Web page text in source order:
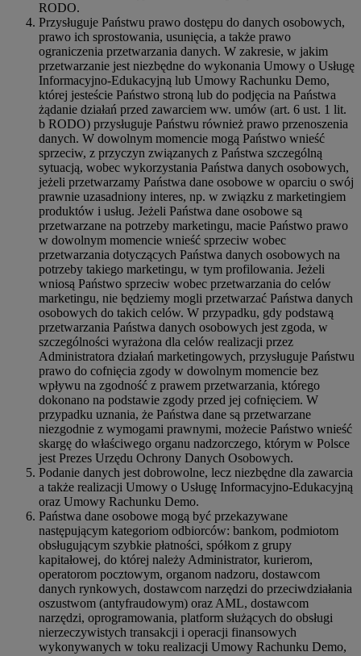
RODO.
Przysługuje Państwu prawo dostępu do danych osobowych,
prawo ich sprostowania, usunięcia, a także prawo
ograniczenia przetwarzania danych. W zakresie, w jakim
przetwarzanie jest niezbędne do wykonania Umowy o Usługę
Informacyjno-Edukacyjną lub Umowy Rachunku Demo,
której jesteście Państwo stroną lub do podjęcia na Państwa
żądanie działań przed zawarciem ww. umów (art. 6 ust. 1 lit.
b RODO) przysługuje Państwu również prawo przenoszenia
danych. W dowolnym momencie mogą Państwo wnieść
sprzeciw, z przyczyn związanych z Państwa szczególną
sytuacją, wobec wykorzystania Państwa danych osobowych,
jeżeli przetwarzamy Państwa dane osobowe w oparciu o swój
prawnie uzasadniony interes, np. w związku z marketingiem
produktów i usług. Jeżeli Państwa dane osobowe są
przetwarzane na potrzeby marketingu, macie Państwo prawo
w dowolnym momencie wnieść sprzeciw wobec
przetwarzania dotyczących Państwa danych osobowych na
potrzeby takiego marketingu, w tym profilowania. Jeżeli
wniosą Państwo sprzeciw wobec przetwarzania do celów
marketingu, nie będziemy mogli przetwarzać Państwa danych
osobowych do takich celów. W przypadku, gdy podstawą
przetwarzania Państwa danych osobowych jest zgoda, w
szczególności wyrażona dla celów realizacji przez
Administratora działań marketingowych, przysługuje Państwu
prawo do cofnięcia zgody w dowolnym momencie bez
wpływu na zgodność z prawem przetwarzania, którego
dokonano na podstawie zgody przed jej cofnięciem. W
przypadku uznania, że Państwa dane są przetwarzane
niezgodnie z wymogami prawnymi, możecie Państwo wnieść
skargę do właściwego organu nadzorczego, którym w Polsce
jest Prezes Urzędu Ochrony Danych Osobowych.
Podanie danych jest dobrowolne, lecz niezbędne dla zawarcia
a także realizacji Umowy o Usługę Informacyjno-Edukacyjną
oraz Umowy Rachunku Demo.
Państwa dane osobowe mogą być przekazywane
następującym kategoriom odbiorców: bankom, podmiotom
obsługującym szybkie płatności, spółkom z grupy
kapitałowej, do której należy Administrator, kurierom,
operatorom pocztowym, organom nadzoru, dostawcom
danych rynkowych, dostawcom narzędzi do przeciwdziałania
oszustwom (antyfraudowym) oraz AML, dostawcom
narzędzi, oprogramowania, platform służących do obsługi
nierzeczywistych transakcji i operacji finansowych
wykonywanych w toku realizacji Umowy Rachunku Demo,